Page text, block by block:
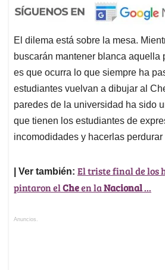
El dilema está sobre la mesa.
buscarán mantener blanca aquella
es que ocurra lo que siempre ha
estudiantes vuelvan a dibujar al
paredes de la universidad ha sido
que tienen los estudiantes de
incomodidades y hacerlas perdurar
| Ver también: El triste final de los
pintaron elCheen laNacional...
Anuncios.